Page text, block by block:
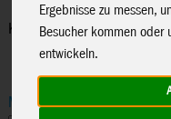
Ergebnisse zu messen,
Besucher kommen oder
entwickeln.
Kohlefaser Stäbe
Marke